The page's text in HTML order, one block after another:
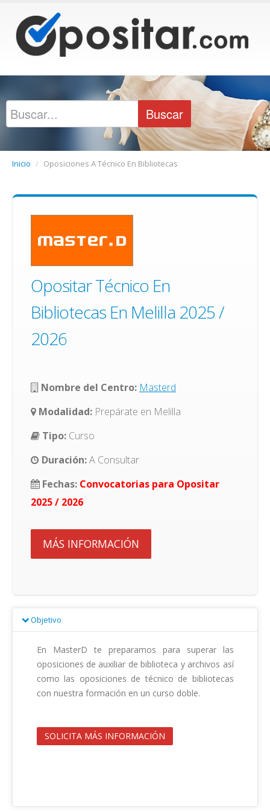
Inicio / Oposiciones A Técnico En Bibliotecas
Opositar Técnico En
Bibliotecas En Melilla 2025 /
2026
Nombre del Centro: Masterd
Modalidad: Prepárate en Melilla
Tipo: Curso
Duración:A Consultar
Fechas: Convocatorias para Opositar
2025 / 2026
MÁS INFORMACIÓN
Objetivo
En MasterD te preparamos para superar las
oposiciones de auxiliar de biblioteca y archivos así
como las oposiciones de técnico de bibliotecas
con nuestra formación en un curso doble.
SOLICITA MÁS INFORMACIÓN